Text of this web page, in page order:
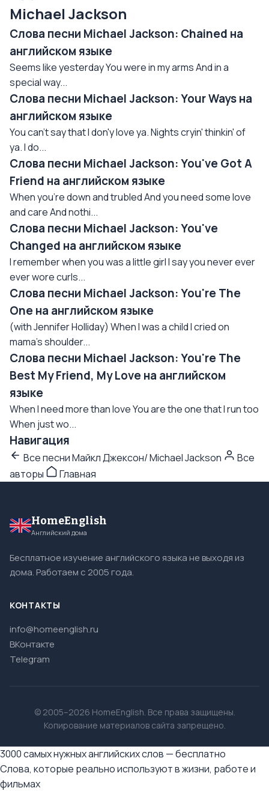
Michael Jackson
Слова песни Michael Jackson: Сhained на
английском языке
Seems like yesterday You were in my arms And in a
special way...
Слова песни Michael Jackson: Your Ways на
английском языке
You can't say that I don'y love ya. Nights cryin' thinkin' of
ya. I do...
Слова песни Michael Jackson: You've Got A
Friend на английском языке
When you're down and trubled And you need some love
and care And nothi...
Слова песни Michael Jackson: You've
Changed на английском языке
I remember when you was a little girl I say you never ever
ever wore curls...
Слова песни Michael Jackson: You're The
One на английском языке
(with Jennifer Holliday) When I was a child I cried on
mama's shoulder...
Слова песни Michael Jackson: You're The
Best My Friend, My Love на английском
языке
When I need more than love You are the one that I run too
When just wo...
Навигация
Все песни Майкл Джексон/ Michael Jackson
Все
авторы
Главная
HomeEnglish
Английский дома
Бесплатное изучение английского языка не выходя из
дома. Работаем с 2005 года.
КОНТАКТЫ
info@homeenglish.ru
ВКонтакте
Telegram
© 2005–2026 HomeEnglish. Все права защищены.
Копирование материалов сайта запрещено.
3000 самых нужных английских слов — бесплатно
Слова, которые реально используют в жизни, работе и
фильмах